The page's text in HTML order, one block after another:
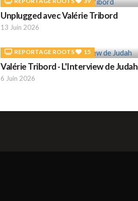
Unplugged avec Valérie Tribord
13 Juin 2026
REPORTAGE ROOTS 15
Valérie Tribord - L'Interview de Judah
6 Juin 2026